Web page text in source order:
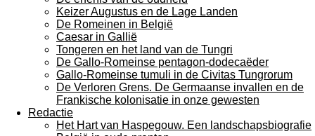
Keizer Augustus en de Lage Landen
De Romeinen in België
Caesar in Gallië
Tongeren en het land van de Tungri
De Gallo-Romeinse pentagon-dodecaëder
Gallo-Romeinse tumuli in de Civitas Tungrorum
De Verloren Grens. De Germaanse invallen en de
Frankische kolonisatie in onze gewesten
Redactie
Het Hart van Haspegouw. Een landschapsbiografie